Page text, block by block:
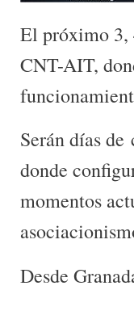
El próximo 3,
CNT-AIT,
Serán días
donde
momentos
Desde